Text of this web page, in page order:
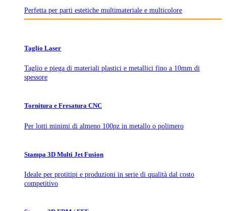
Perfetta per parti estetiche multimateriale e multicolore
Taglio Laser
Taglio e piega di materiali plastici e metallici fino a 10mm di
spessore
Tornitura e Fresatura CNC
Per lotti minimi di almeno 100pz in metallo o polimero
Stampa 3D Multi Jet Fusion
Ideale per protitipi e produzioni in serie di qualità dal costo
competitivo